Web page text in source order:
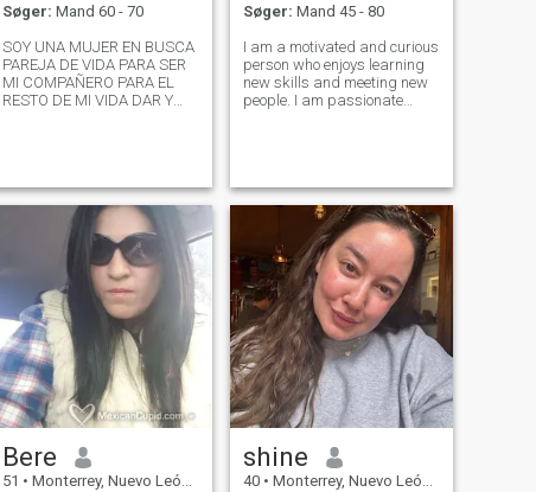
Søger: Mand 60 - 70
SOY UNA MUJER EN BUSCA
PAREJA DE VIDA PARA SER
MI COMPAÑERO PARA EL
RESTO DE MI VIDA DAR Y
LLEGUE, SI TIENE FAMILIA
QUE ME VEAN Y VERLOS YA
QUE SE RECI
Søger: Mand 45 - 80
I am a motivated and curious
person who enjoys learning
new skills and meeting new
people. I am passionate
traveling, and exploring
technology.
Bere
51 • Monterrey, Nuevo León, Mexico
shine
40 • Monterrey, Nuevo León, Mexico